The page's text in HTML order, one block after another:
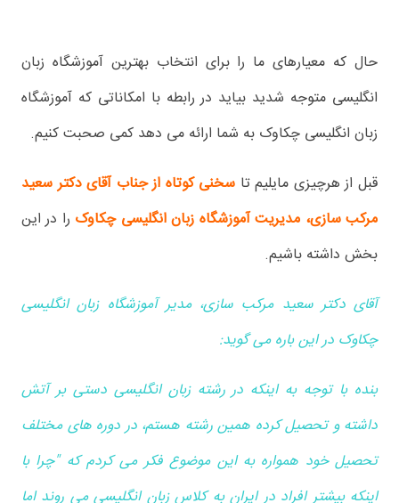
حال که معیارهای ما را برای انتخاب بهترین آموزشگاه زبان
انگلیسی متوجه شدید بیاید در رابطه با امکاناتی که آموزشگاه
زبان انگلیسی چکاوک به شما ارائه می دهد کمی صحبت کنیم.
قبل از هرچیزی مایلیم تا سخنی کوتاه از جناب آقای دکتر سعید
مرکب سازی، مدیریت آموزشگاه زبان انگلیسی چکاوک را در این
بخش داشته باشیم.
آقای دکتر سعید مرکب سازی، مدیر آموزشگاه زبان انگلیسی
چکاوک در این باره می گوید:
بنده با توجه به اینکه در رشته زبان انگلیسی دستی بر آتش
داشته و تحصیل کرده همین رشته هستم، در دوره های مختلف
تحصیل خود همواره به این موضوع فکر می کردم که "چرا با
اینکه بیشتر افراد در ایران به کلاس زبان انگلیسی می روند اما